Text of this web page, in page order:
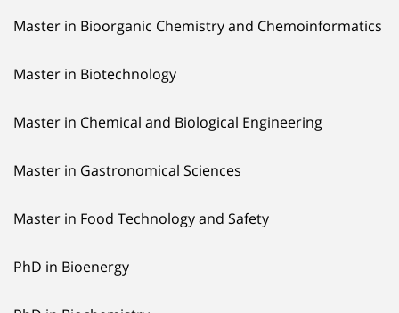
Master in Bioorganic Chemistry and Chemoinformatics
Master in Biotechnology
Master in Chemical and Biological Engineering
Master in Gastronomical Sciences
Master in Food Technology and Safety
PhD in Bioenergy